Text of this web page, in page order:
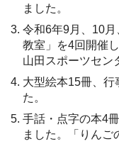
ました。
令和6年9月、10
教室」を4回開催
山田スポーツセン
大型絵本15冊、行
た。
手話・点字の本4
ました。「りんご